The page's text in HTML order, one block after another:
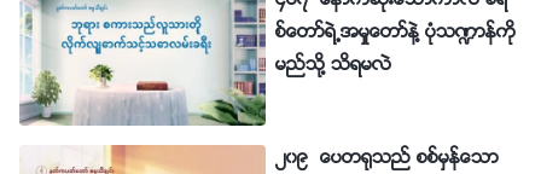
စ္ေတာ္ရဲ႕အမႈေတာ္နဲ႔ ပုံသ႑ာန္ကို
မည္သို႔ သိရမလဲ
၂၀၉ ေပတ႐ုသည္ စစ္မွန္ေသာ